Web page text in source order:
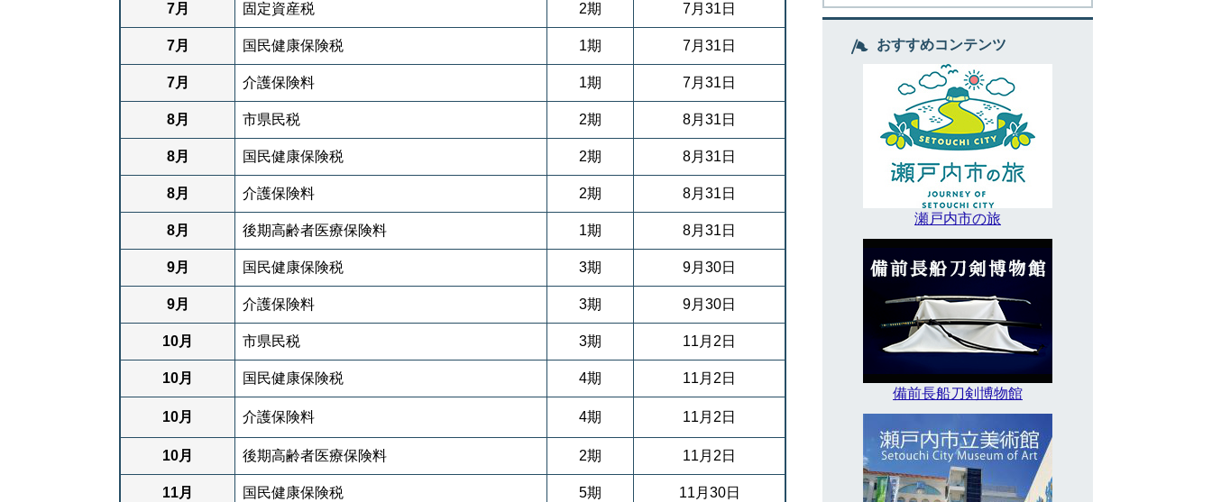
7月 固定資産税 2期 7月31日
7月 国民健康保険税 1期 7月31日
7月 介護保険料 1期 7月31日
8月 市県民税 2期 8月31日
8月 国民健康保険税 2期 8月31日
8月 介護保険料 2期 8月31日
8月 後期高齢者医療保険料 1期 8月31日
9月 国民健康保険税 3期 9月30日
9月 介護保険料 3期 9月30日
10月 市県民税 3期 11月2日
10月 国民健康保険税 4期 11月2日
10月 介護保険料 4期 11月2日
10月 後期高齢者医療保険料 2期 11月2日
11月 国民健康保険税 5期 11月30日
おすすめコンテンツ
瀬戸内市の旅
備前長船刀剣博物館